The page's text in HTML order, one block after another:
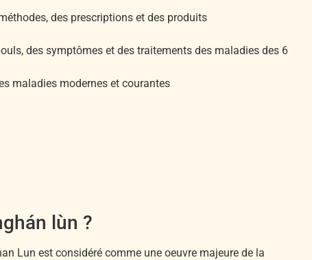
des prescriptions et des produits
des symptômes et des traitements des maladies des 6
maladies modernes et courantes
lùn ?
Lun est considéré comme une oeuvre majeure de la